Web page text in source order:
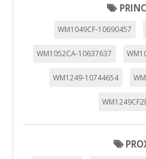
WM1049CF-10690457
WM1052CA-10637637
WM1249-10744654